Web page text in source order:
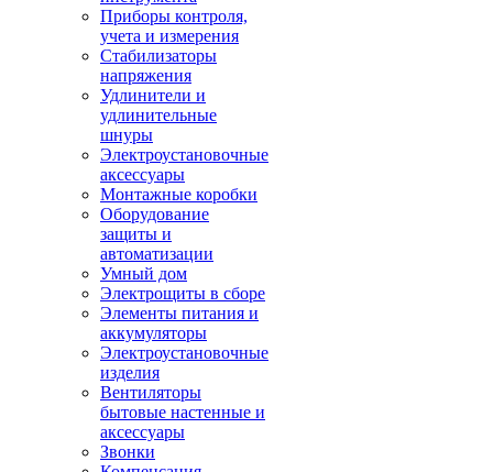
Приборы контроля,
учета и измерения
Стабилизаторы
напряжения
Удлинители и
удлинительные
шнуры
Электроустановочные
аксессуары
Монтажные коробки
Оборудование
защиты и
автоматизации
Умный дом
Электрощиты в сборе
Элементы питания и
аккумуляторы
Электроустановочные
изделия
Вентиляторы
бытовые настенные и
аксессуары
Звонки